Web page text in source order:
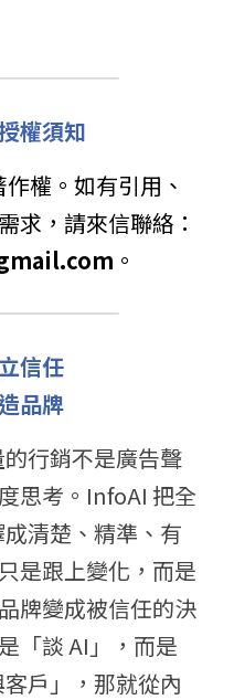
權須知
權。如有引用、
。
信任
品牌
行銷不是廣告聲
思考。InfoAI 把全
清楚、精準、有
是跟上變化，而是
牌變成被信任的決
「談 AI」，而是
戶」，那就從內